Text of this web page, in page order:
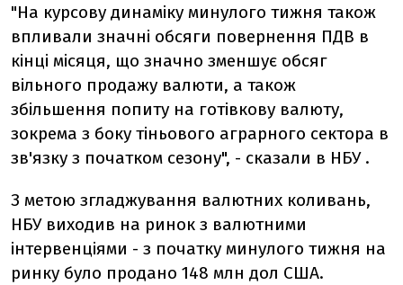
"На курсову динаміку минулого тижня також
впливали значні обсяги повернення ПДВ в
кінці місяця, що значно зменшує обсяг
вільного продажу валюти, а також
збільшення попиту на готівкову валюту,
зокрема з боку тіньового аграрного сектора в
зв'язку з початком сезону", - сказали в НБУ .
З метою згладжування валютних коливань,
НБУ виходив на ринок з валютними
інтервенціями - з початку минулого тижня на
ринку було продано 148 млн дол США.